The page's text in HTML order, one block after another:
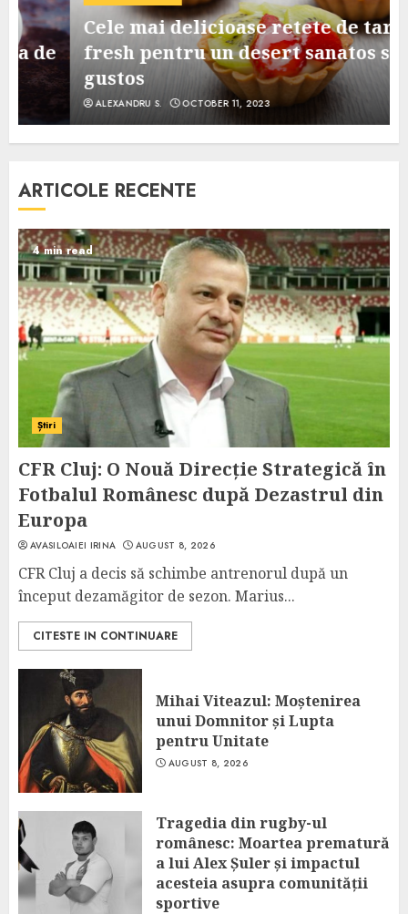
Cele mai delicioase retete de tarte
fresh pentru un desert sanatos si
gustos
ALEXANDRU S. OCTOBER 11, 2023
ARTICOLE RECENTE
4 min read
Știri
CFR Cluj: O Nouă Direcție Strategică în
Fotbalul Românesc după Dezastrul din
Europa
AVASILOAIEI IRINA AUGUST 8, 2026
CFR Cluj a decis să schimbe antrenorul după un
început dezamăgitor de sezon. Marius...
CITESTE IN CONTINUARE
Mihai Viteazul: Moștenirea
unui Domnitor și Lupta
pentru Unitate
AUGUST 8, 2026
Tragedia din rugby-ul
românesc: Moartea prematură
a lui Alex Șuler și impactul
acesteia asupra comunității
sportive